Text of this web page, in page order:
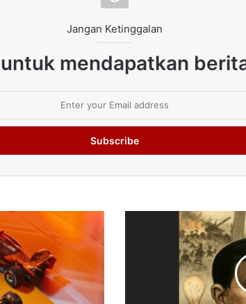
Jangan Ketinggalan
mendapatkan